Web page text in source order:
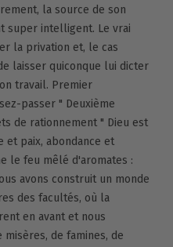
la source de son
super intelligent. Le vrai
la privation et, le cas
laisser quiconque lui dicter
travail. Premier
passer " Deuxième
de rationnement " Dieu est
et paix, abondance et
le feu mêlé d'aromates :
avons construit un monde
des facultés, où la
en avant et nous
de famines, de